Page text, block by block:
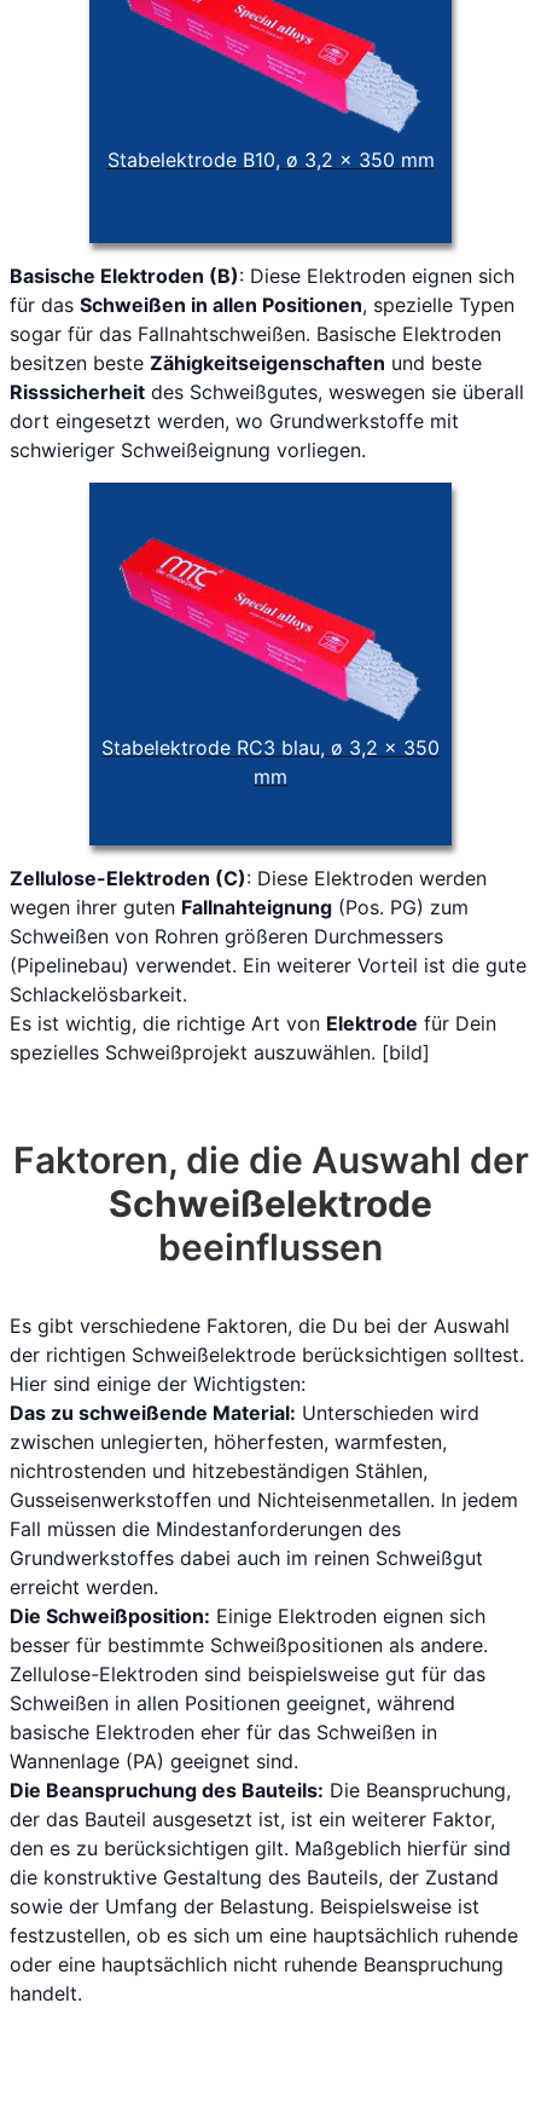
Stabelektrode B10, ø 3,2 x 350 mm
Basische Elektroden (B): Diese Elektroden eignen sich
für das Schweißen in allen Positionen, spezielle Typen
sogar für das Fallnahtschweißen. Basische Elektroden
besitzen beste Zähigkeitseigenschaften und beste
Risssicherheit des Schweißgutes, weswegen sie überall
dort eingesetzt werden, wo Grundwerkstoffe mit
schwieriger Schweißeignung vorliegen.
Stabelektrode RC3 blau, ø 3,2 x 350
mm
Zellulose-Elektroden (C): Diese Elektroden werden
wegen ihrer guten Fallnahteignung (Pos. PG) zum
Schweißen von Rohren größeren Durchmessers
(Pipelinebau) verwendet. Ein weiterer Vorteil ist die gute
Schlackelösbarkeit.
Es ist wichtig, die richtige Art von Elektrode für Dein
spezielles Schweißprojekt auszuwählen. [bild]
Faktoren, die die Auswahl der
Schweißelektrode
beeinflussen
Es gibt verschiedene Faktoren, die Du bei der Auswahl
der richtigen Schweißelektrode berücksichtigen solltest.
Hier sind einige der Wichtigsten:
Das zu schweißende Material: Unterschieden wird
zwischen unlegierten, höherfesten, warmfesten,
nichtrostenden und hitzebeständigen Stählen,
Gusseisenwerkstoffen und Nichteisenmetallen. In jedem
Fall müssen die Mindestanforderungen des
Grundwerkstoffes dabei auch im reinen Schweißgut
erreicht werden.
Die Schweißposition: Einige Elektroden eignen sich
besser für bestimmte Schweißpositionen als andere.
Zellulose-Elektroden sind beispielsweise gut für das
Schweißen in allen Positionen geeignet, während
basische Elektroden eher für das Schweißen in
Wannenlage (PA) geeignet sind.
Die Beanspruchung des Bauteils: Die Beanspruchung,
der das Bauteil ausgesetzt ist, ist ein weiterer Faktor,
den es zu berücksichtigen gilt. Maßgeblich hierfür sind
die konstruktive Gestaltung des Bauteils, der Zustand
sowie der Umfang der Belastung. Beispielsweise ist
festzustellen, ob es sich um eine hauptsächlich ruhende
oder eine hauptsächlich nicht ruhende Beanspruchung
handelt.